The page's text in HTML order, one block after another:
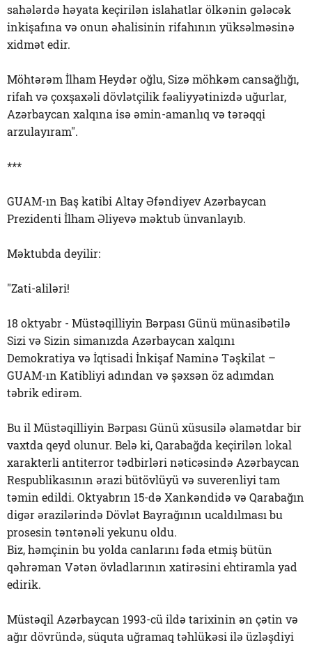
sahələrdə həyata keçirilən islahatlar ölkənin gələcək
inkişafına və onun əhalisinin rifahının yüksəlməsinə
xidmət edir.
Möhtərəm İlham Heydər oğlu, Sizə möhkəm cansağlığı,
rifah və çoxşaxəli dövlətçilik fəaliyyətinizdə uğurlar,
Azərbaycan xalqına isə əmin-amanlıq və tərəqqi
arzulayıram".
***
GUAM-ın Baş katibi Altay Əfəndiyev Azərbaycan
Prezidenti İlham Əliyevə məktub ünvanlayıb.
Məktubda deyilir:
"Zati-aliləri!
18 oktyabr - Müstəqilliyin Bərpası Günü münasibətilə
Sizi və Sizin simanızda Azərbaycan xalqını
Demokratiya və İqtisadi İnkişaf Naminə Təşkilat –
GUAM-ın Katibliyi adından və şəxsən öz adımdan
təbrik edirəm.
Bu il Müstəqilliyin Bərpası Günü xüsusilə əlamətdar bir
vaxtda qeyd olunur. Belə ki, Qarabağda keçirilən lokal
xarakterli antiterror tədbirləri nəticəsində Azərbaycan
Respublikasının ərazi bütövlüyü və suverenliyi tam
təmin edildi. Oktyabrın 15-də Xankəndidə və Qarabağın
digər ərazilərində Dövlət Bayrağının ucaldılması bu
prosesin təntənəli yekunu oldu.
Biz, həmçinin bu yolda canlarını fəda etmiş bütün
qəhrəman Vətən övladlarının xatirəsini ehtiramla yad
edirik.
Müstəqil Azərbaycan 1993-cü ildə tarixinin ən çətin və
ağır dövründə, süquta uğramaq təhlükəsi ilə üzləşdiyi